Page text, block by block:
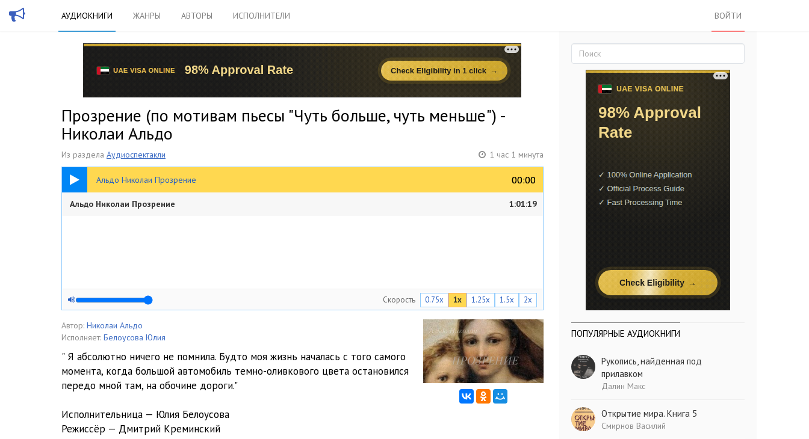
АУДИОКНИГИ ЖАНРЫ АВТОРЫ ИСПОЛНИТЕЛИ ВОЙТИ
Прозрение (по мотивам пьесы "Чуть больше, чуть меньше") -
Николаи Альдо
Из раздела Аудиоспектакли 1 час 1 минута
Альдо Николаи Прозрение 00:00
00:00
1:01:19
Альдо Николаи Прозрение 1:01:19
Скорость 0.75x 1x 1.25x 1.5x 2x
Автор: Николаи Альдо
Исполняет: Белоусова Юлия
" Я абсолютно ничего не помнила. Будто моя жизнь началась с того самого
момента, когда большой автомобиль темно-оливкового цвета остановился
передо мной там, на обочине дороги."
Исполнительница — Юлия Белоусова
Режиссёр — Дмитрий Креминский
ПОПУЛЯРНЫЕ АУДИОКНИГИ
Рукопись, найденная под
прилавком
Далин Макс
Открытие мира. Книга 5
Смирнов Василий